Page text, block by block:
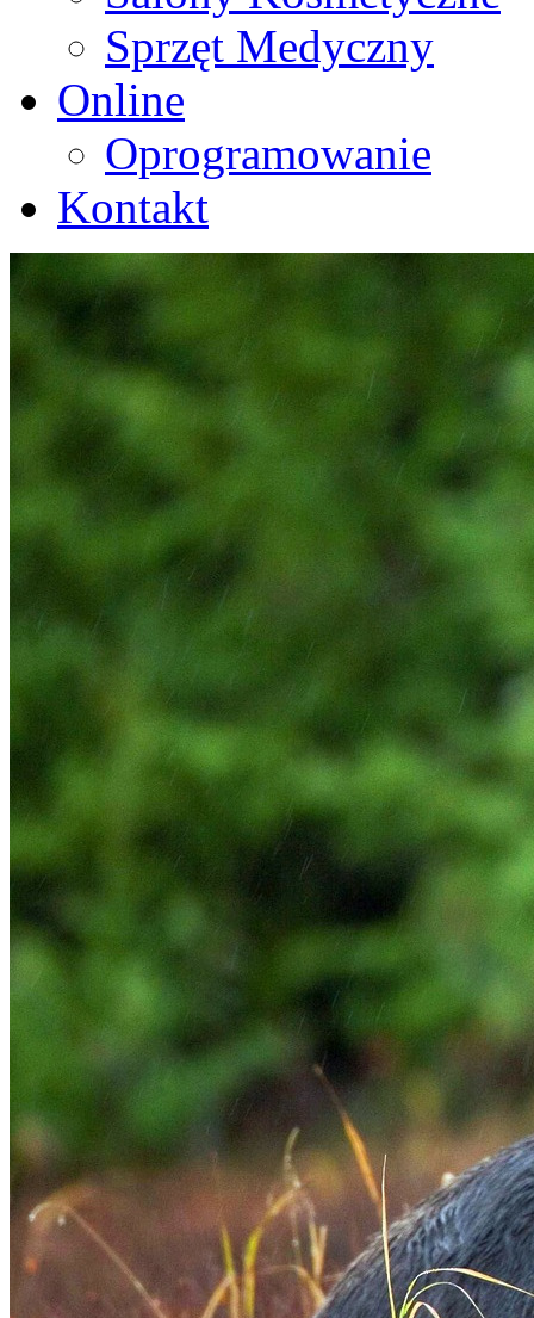
Sprzęt Medyczny
Online
Oprogramowanie
Kontakt